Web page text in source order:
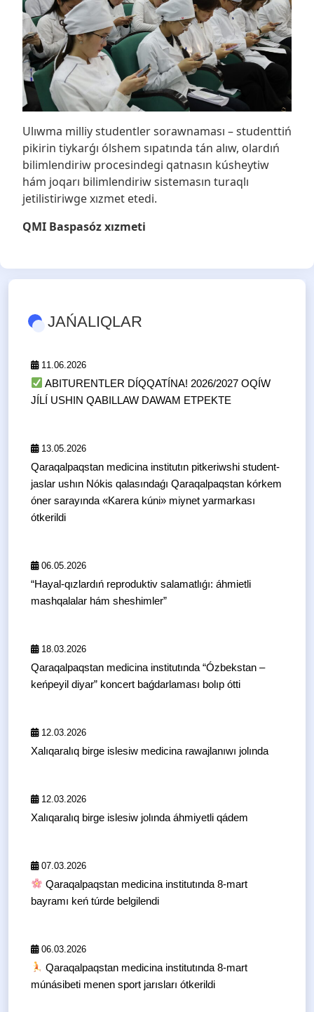
Ulıwma milliy studentler sorawnaması – studenttiń
pikirin tiykarǵı ólshem sıpatında tán alıw, olardıń
bilimlendiriw procesindegi qatnasın kúsheytiw
hám joqarı bilimlendiriw sistemasın turaqlı
jetilistiriwge xızmet etedi.
QMI Baspasóz xızmeti
JAŃALIQLAR
11.06.2026
ABITURENTLER DÍQQATÍNA! 2026/2027 OQÍW
JÍLÍ USHIN QABILLAW DAWAM ETPEKTE
13.05.2026
Qaraqalpaqstan medicina institutın pitkeriwshi student-
jaslar ushın Nókis qalasındaǵı Qaraqalpaqstan kórkem
óner sarayında «Karera kúni» miynet yarmarkası
ótkerildi
06.05.2026
“Hayal-qızlardıń reproduktiv salamatlıǵı: áhmietli
mashqalalar hám sheshimler”
18.03.2026
Qaraqalpaqstan medicina institutında “Ózbekstan –
keńpeyil diyar” koncert baǵdarlaması bolıp ótti
12.03.2026
Xalıqaralıq birge islesiw medicina rawajlanıwı jolında
12.03.2026
Xalıqaralıq birge islesiw jolında áhmiyetli qádem
07.03.2026
Qaraqalpaqstan medicina institutında 8-mart
bayramı keń túrde belgilendi
06.03.2026
Qaraqalpaqstan medicina institutında 8-mart
múnásibeti menen sport jarısları ótkerildi